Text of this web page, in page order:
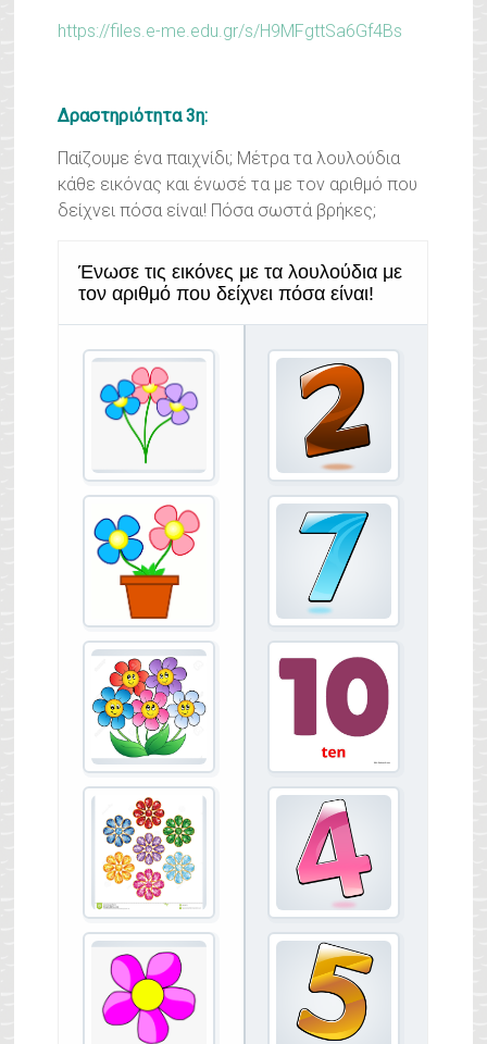
https://files.e-me.edu.gr/s/H9MFgttSa6Gf4Bs
Δραστηριότητα 3η:
Παίζουμε ένα παιχνίδι; Μέτρα τα λουλούδια
κάθε εικόνας και ένωσέ τα με τον αριθμό που
δείχνει πόσα είναι! Πόσα σωστά βρήκες;